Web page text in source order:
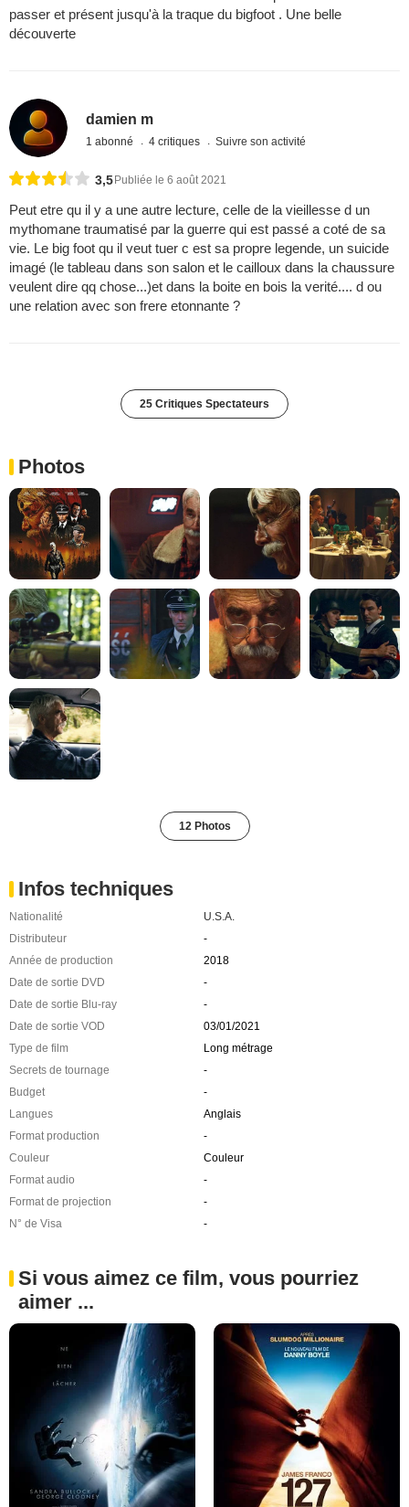
passer et présent jusqu'à la traque du bigfoot . Une belle
découverte
damien m
1 abonné 4 critiques Suivre son activité
3,5 Publiée le 6 août 2021
Peut etre qu il y a une autre lecture, celle de la vieillesse d un
mythomane traumatisé par la guerre qui est passé a coté de sa
vie. Le big foot qu il veut tuer c est sa propre legende, un suicide
imagé (le tableau dans son salon et le cailloux dans la chaussure
veulent dire qq chose...)et dans la boite en bois la verité.... d ou
une relation avec son frere etonnante ?
25 Critiques Spectateurs
Photos
12 Photos
Infos techniques
Nationalité
U.S.A.
Distributeur
-
Année de production
2018
Date de sortie DVD
-
Date de sortie Blu-ray
-
Date de sortie VOD
03/01/2021
Type de film
Long métrage
Secrets de tournage
-
Budget
-
Langues
Anglais
Format production
-
Couleur
Couleur
Format audio
-
Format de projection
-
N° de Visa
-
Si vous aimez ce film, vous pourriez
aimer ...